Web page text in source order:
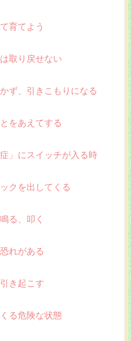
育てよう
取り戻せない
ず、引きこもりになる
をあえてする
」にスイッチが入る時
クを出してくる
る、叩く
れがある
き起こす
る危険な状態